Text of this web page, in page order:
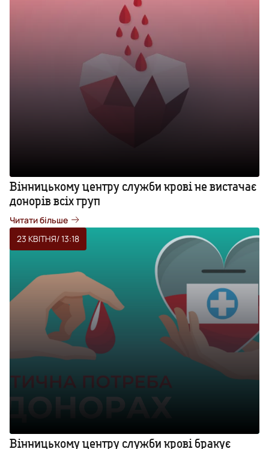
Вінницькому центру служби крові не вистачає
донорів всіх груп
Читати більше
23 КВІТНЯ/ 13:18
Вінницькому центру служби крові бракує